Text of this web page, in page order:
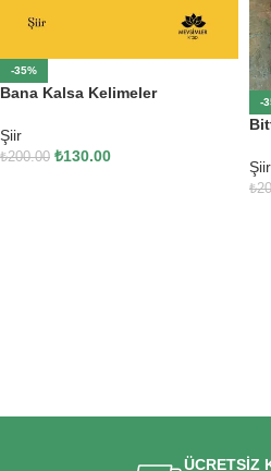
-35%
Bana Kalsa Kelimeler
Şiir
₺200.00 ₺130.00
-
Şiir
₺
ÜCRETSİZ